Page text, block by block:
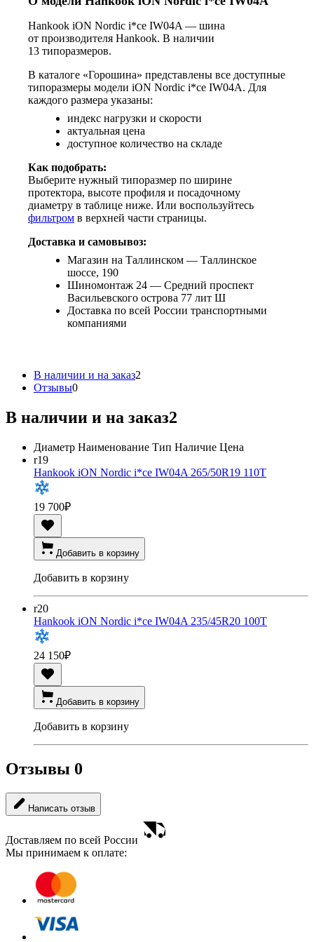
Hankook iON Nordic i*ce IW04A — шина
от производителя Hankook. В наличии
13 типоразмеров.
В каталоге «Горошина» представлены все доступные
типоразмеры модели iON Nordic i*ce IW04A. Для
каждого размера указаны:
индекс нагрузки и скорости
актуальная цена
доступное количество на складе
Как подобрать:
Выберите нужный типоразмер по ширине
протектора, высоте профиля и посадочному
диаметру в таблице ниже. Или воспользуйтесь
фильтром в верхней части страницы.
Доставка и самовывоз:
Магазин на Таллинском — Таллинское
шоссе, 190
Шиномонтаж 24 — Средний проспект
Васильевского острова 77 лит Ш
Доставка по всей России транспортными
компаниями
В наличии и на заказ2
Отзывы0
В наличии и на заказ2
Диаметр Наименование Тип Наличие Цена
r19
Hankook iON Nordic i*ce IW04A 265/50R19 110T
19 700₽
Добавить в корзину
Добавить в корзину
r20
Hankook iON Nordic i*ce IW04A 235/45R20 100T
24 150₽
Добавить в корзину
Добавить в корзину
Отзывы 0
Написать отзыв
Доставляем по всей России
Мы принимаем к оплате: